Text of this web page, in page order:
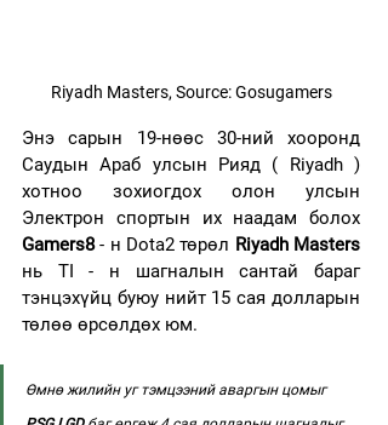
Riyadh Masters, Source: Gosugamers
Энэ сарын 19-нөөс 30-ний хооронд
Саудын Араб улсын Рияд ( Riyadh )
хотноо зохиогдох олон улсын
Gamers8 - н Dota2 төрөл Riyadh Masters
нь TI - н шагналын сантай бараг
тэнцэхүйц буюу нийт 15 сая долларын
төлөө өрсөлдөх юм.
Өмнө жилийн уг тэмцээний аваргын цомыг